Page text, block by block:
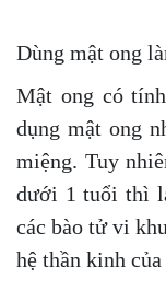
Dùng mật ong
Mật ong có
dụng mật ong
miệng. Tuy
dưới 1 tuổi thì
các bào tử vi
hệ thần kinh của